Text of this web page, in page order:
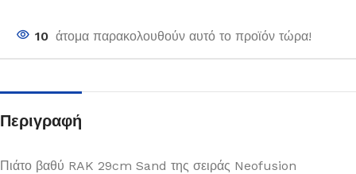
10 άτομα παρακολουθούν αυτό το προϊόν τώρα!
Περιγραφή
Πιάτο βαθύ RAK 29cm Sand της σειράς Neofusion